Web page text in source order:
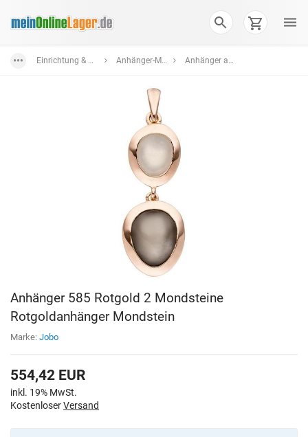
Einrichtung & Wohnaccessoires Anhänger-Medaillons Anhänger aus Gold
Anhänger 585 Rotgold 2 Mondsteine
Rotgoldanhänger Mondstein
Marke: Jobo
554,42 EUR
inkl. 19% MwSt.
KostenloserVersand